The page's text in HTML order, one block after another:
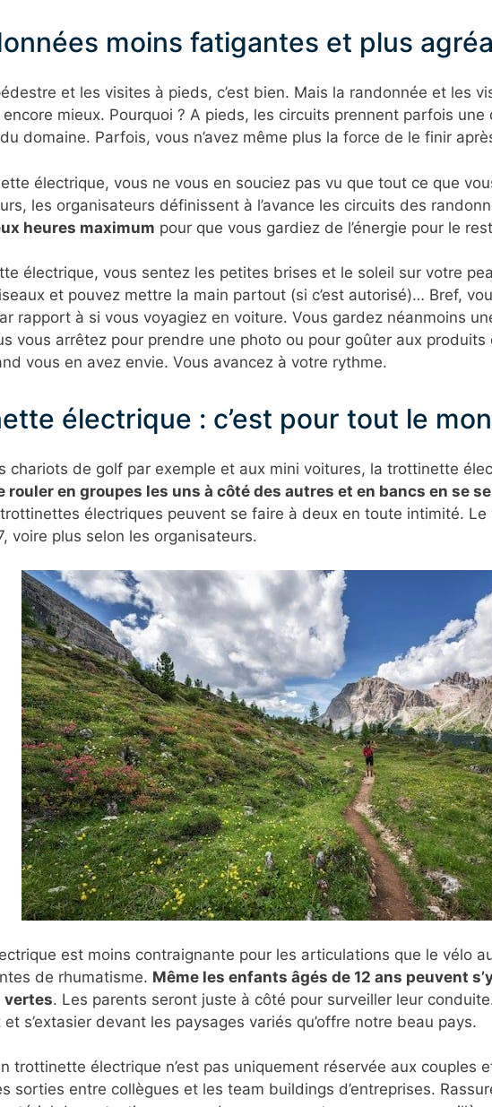
moins fatigantes et plus
et les visites à pieds, c’est bien. Mais la randonnée et les
encore mieux. Pourquoi ? A pieds, les circuits prennent parfois
domaine. Parfois, vous n’avez même plus la force de le finir
électrique, vous ne vous en souciez pas vu que tout ce que
les organisateurs définissent à l’avance les circuits des
heures maximum pour que vous gardiez de l’énergie pour le
électrique, vous sentez les petites brises et le soleil sur votre
et pouvez mettre la main partout (si c’est autorisé)… Bref,
rapport à si vous voyagiez en voiture. Vous gardez néanmoins
vous arrêtez pour prendre une photo ou pour goûter aux
vous en avez envie. Vous avancez à votre rythme.
électrique : c’est pour tout le
chariots de golf par exemple et aux mini voitures, la trottinette
rouler en groupes les uns à côté des autres et en bancs en se
électriques peuvent se faire à deux en toute intimité.
voire plus selon les organisateurs.
est moins contraignante pour les articulations que le vélo
de rhumatisme. Même les enfants âgés de 12 ans peuvent
vertes. Les parents seront juste à côté pour surveiller leur
s’extasier devant les paysages variés qu’offre notre beau pays.
trottinette électrique n’est pas uniquement réservée aux couples
sorties entre collègues et les team buildings d’entreprises.